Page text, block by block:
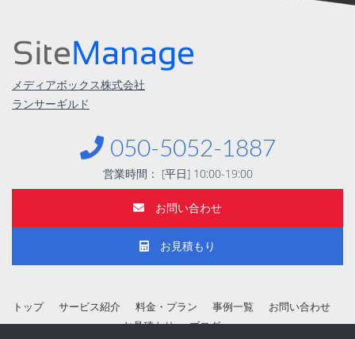
メディアボックス株式会社
ランサーギルド
︎︎050-5052-1887
営業時間： [平日] 10:00-19:00
お問い合わせ
お見積もり
トップ サービス紹介 料金・プラン 事例一覧
お問い合わせ
お見積もり
ブログ